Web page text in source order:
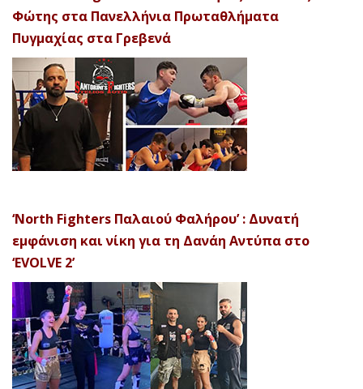
Φώτης στα Πανελλήνια Πρωταθλήματα
Πυγμαχίας στα Γρεβενά
‘North Fighters Παλαιού Φαλήρου’ : Δυνατή
εμφάνιση και νίκη για τη Δανάη Αντύπα στο
‘EVOLVE 2’